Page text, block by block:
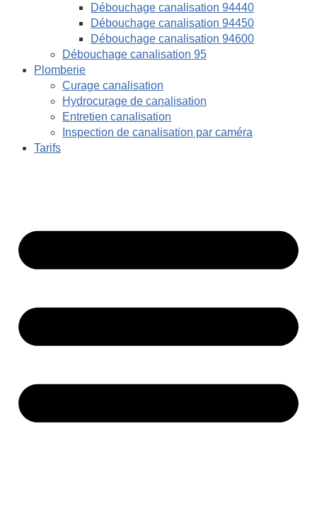
Débouchage canalisation 94440
Débouchage canalisation 94450
Débouchage canalisation 94600
Débouchage canalisation 95
Plomberie
Curage canalisation
Hydrocurage de canalisation
Entretien canalisation
Inspection de canalisation par caméra
Tarifs